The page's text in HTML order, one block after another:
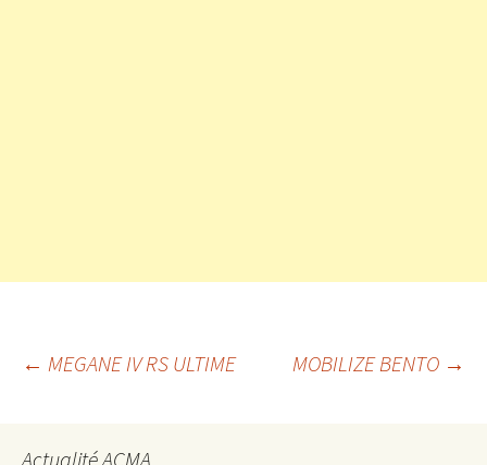
Navigation
des
← MEGANE IV RS ULTIME MOBILIZE BENTO →
Actualité ACMA